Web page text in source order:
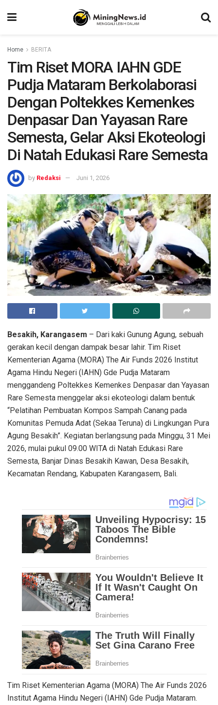
Home BERITA
Tim Riset MORA IAHN GDE
Pudja Mataram Berkolaborasi
Dengan Poltekkes Kemenkes
Denpasar Dan Yayasan Rare
Semesta, Gelar Aksi Ekoteologi
Di Natah Edukasi Rare Semesta
by Redaksi Juni 1, 2026
Dari kaki Gunung Agung, sebuah gerakan kecil dengan dampak besar lahir.
Tim Riset Kementerian Agama (MORA) The Air Funds 2026 Institut Agama
Denpasar dan Yayasan Rare Semesta menggelar aksi ekoteologi dalam
bentuk "Pelatihan Pembuatan Kompos Sampah Canang.
Besakih, Karangasem – Dari kaki Gunung Agung, sebuah
gerakan kecil dengan dampak besar lahir. Tim Riset
Kementerian Agama (MORA) The Air Funds 2026 Institut
Agama Hindu Negeri (IAHN) Gde Pudja Mataram
menggandeng Poltekkes Kemenkes Denpasar dan Yayasan
Rare Semesta menggelar aksi ekoteologi dalam bentuk
“Pelatihan Pembuatan Kompos Sampah Canang pada
Komunitas Pemuda Adat (Sekaa Teruna) di Lingkungan Pura
Agung Besakih”. Kegiatan berlangsung pada Minggu, 31 Mei
2026, mulai pukul 09.00 WITA di Natah Edukasi Rare
Semesta, Banjar Dinas Besakih Kawan, Desa Besakih,
Kecamatan Rendang, Kabupaten Karangasem, Bali.
Tim Riset Kementerian Agama (MORA) The Air Funds 2026
Institut Agama Hindu Negeri (IAHN) Gde Pudja Mataram.